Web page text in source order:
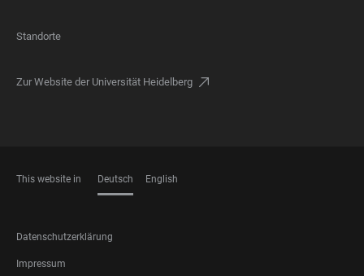
Standorte
Zur Website der Universität Heidelberg
This website in Deutsch English
FOOTER
LEGAL
Datenschutzerklärung
Impressum